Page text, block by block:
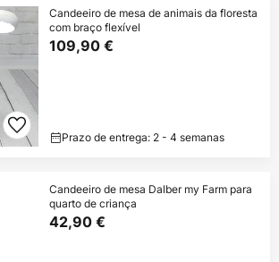
Candeeiro de mesa de animais da floresta
com braço flexível
109,90 €
Prazo de entrega: 2 - 4 semanas
Candeeiro de mesa Dalber my Farm para
quarto de criança
42,90 €